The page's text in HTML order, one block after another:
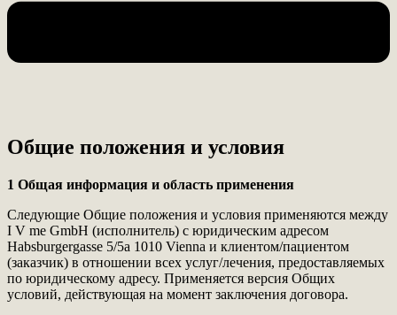
Общие положения и условия
1 Общая информация и область применения
Следующие Общие положения и условия применяются между
I V me GmbH (исполнитель) с юридическим адресом
Habsburgergasse 5/5a 1010 Vienna и клиентом/пациентом
(заказчик) в отношении всех услуг/лечения, предоставляемых
по юридическому адресу. Применяется версия Общих
условий, действующая на момент заключения договора.